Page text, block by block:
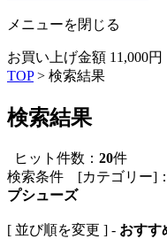
メニューを閉じる
お買い上げ金額 11,000
TOP> 検索結果
検索結果
ヒット件数： 20件
検索条件 [カテゴリー]
プシューズ
[ 並び順を変更 ] - おすす